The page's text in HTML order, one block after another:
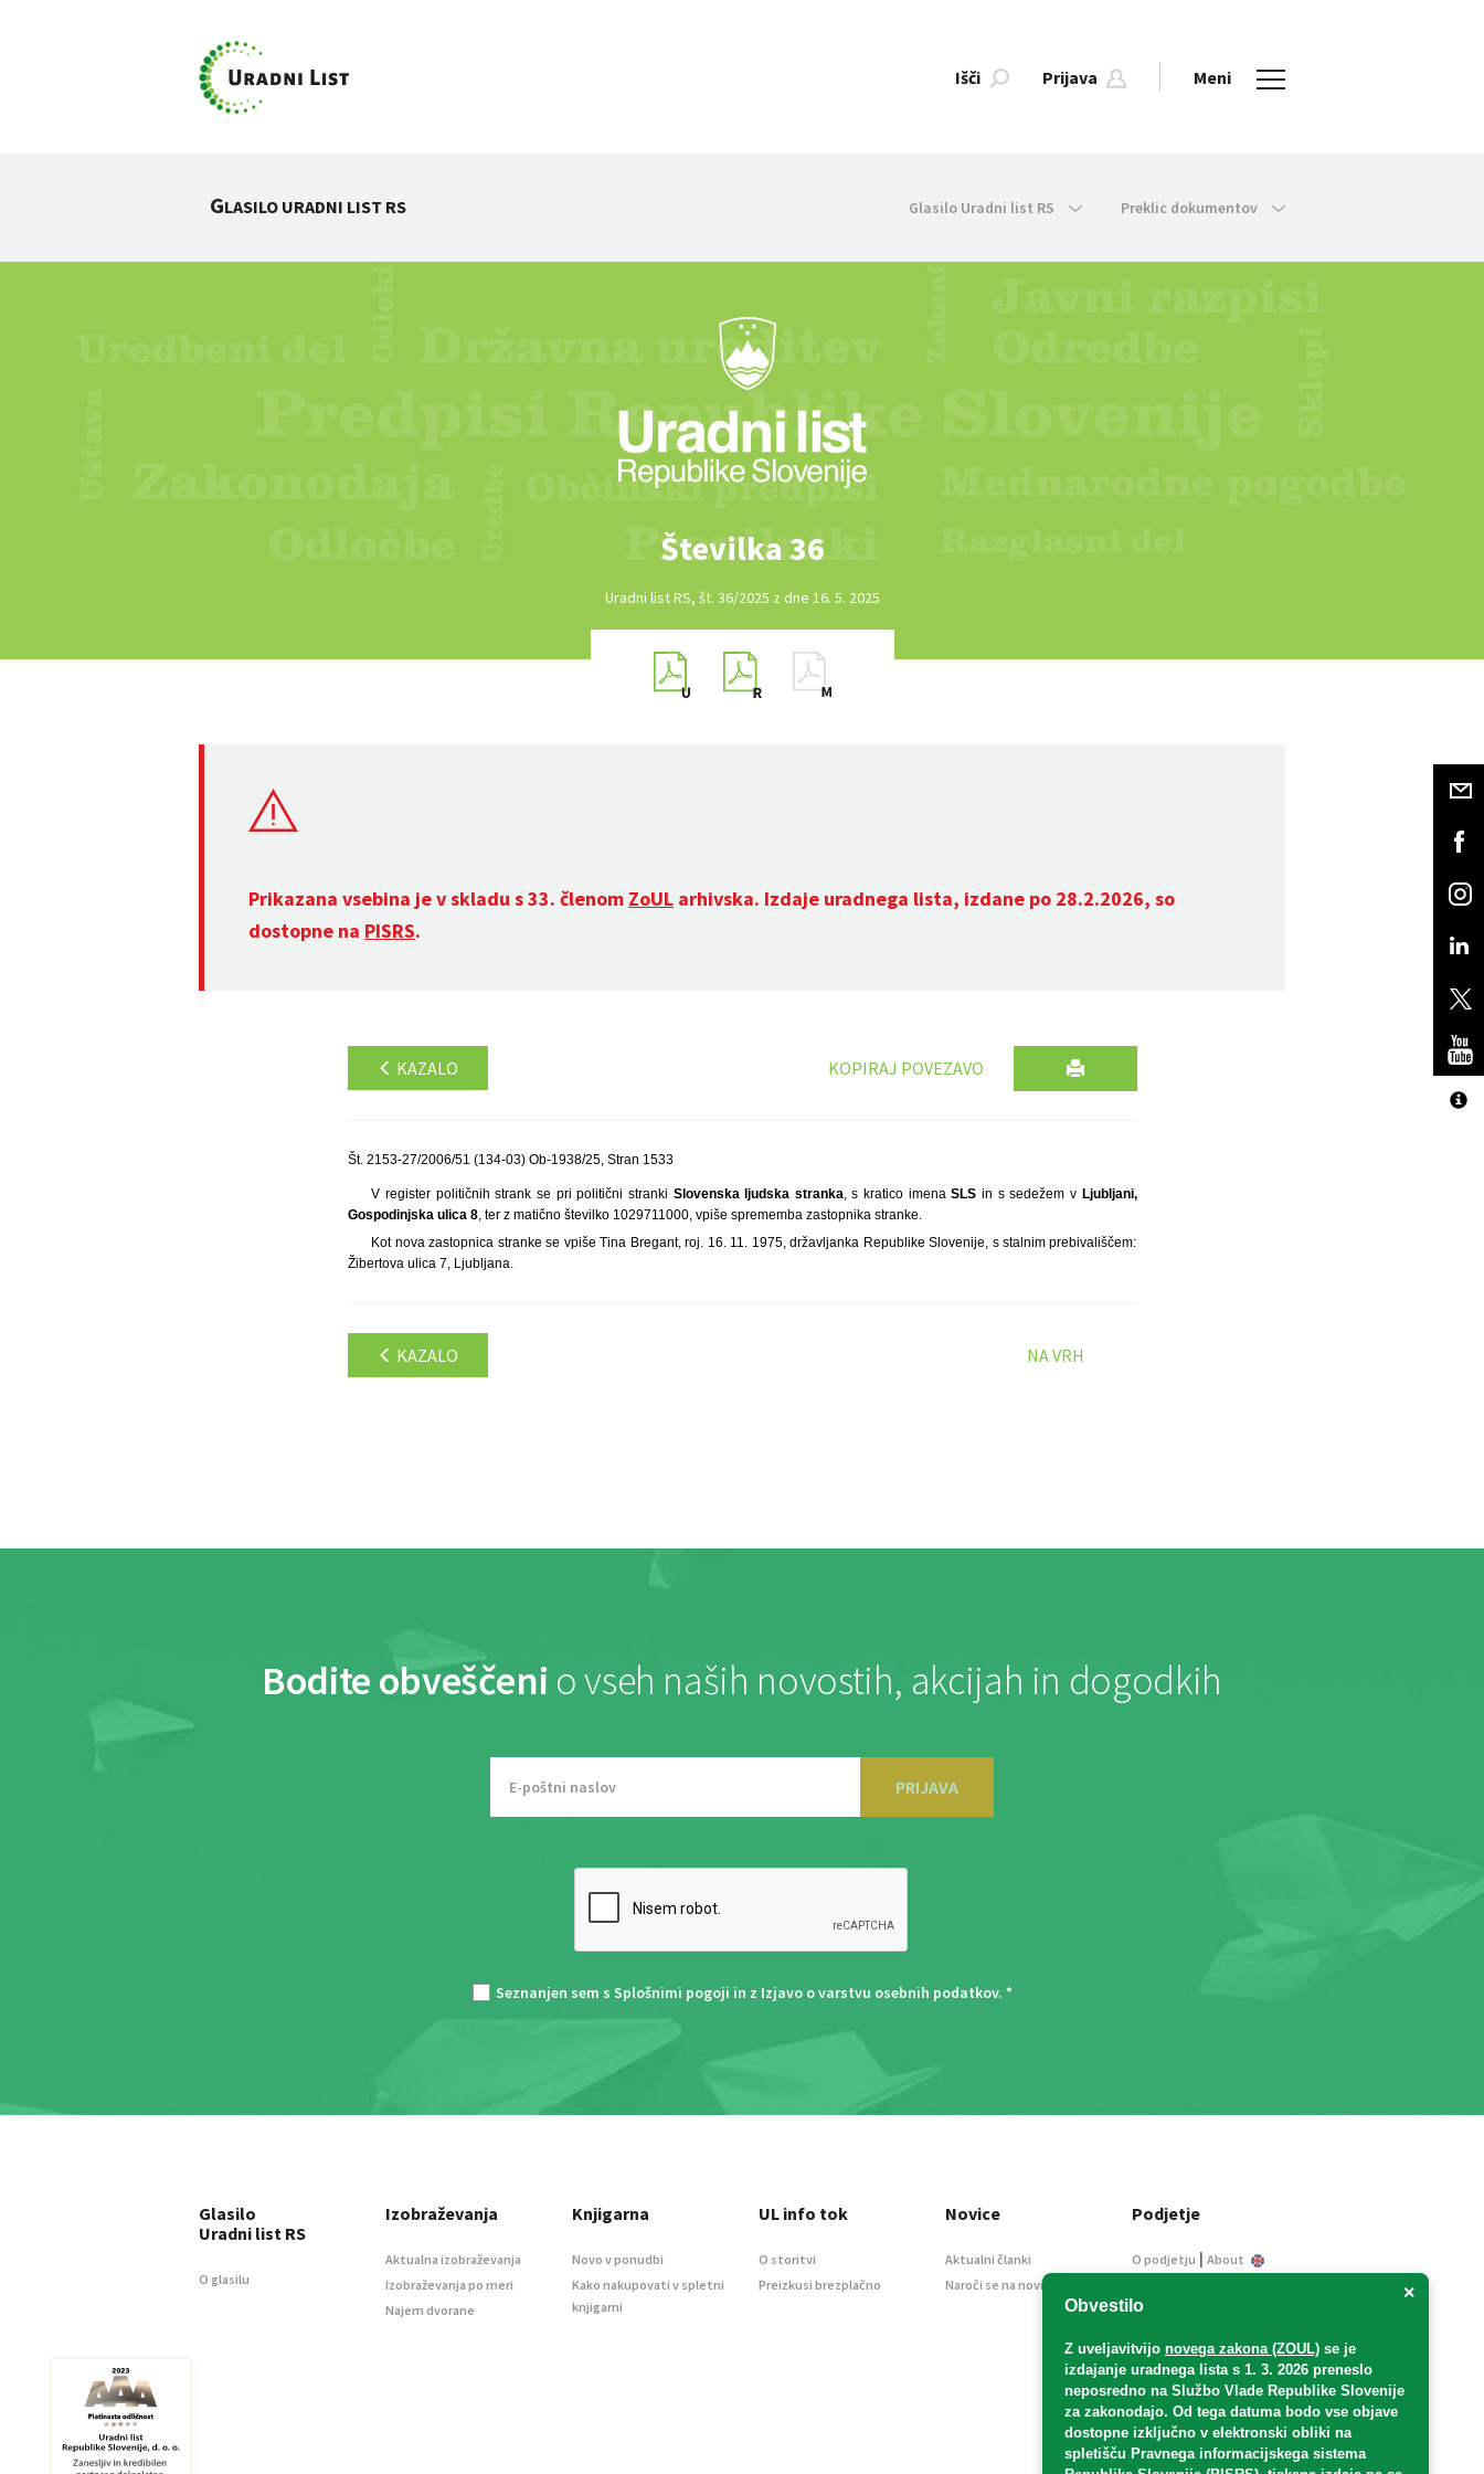
Išči Prijava Meni
GLASILO URADNI LIST RS Glasilo Uradni list RS Preklic dokumentov
Številka 36
Uradni list RS, št. 36/2025 z dne 16. 5. 2025
Prikazana vsebina je v skladu s 33. členom ZoUL arhivska. Izdaje uradnega lista, izdane po 28.2.2026, so
dostopne na PISRS.
KAZALO KOPIRAJ POVEZAVO
Št. 2153-27/2006/51 (134-03) Ob-1938/25, Stran 1533
V register političnih strank se pri politični stranki Slovenska ljudska stranka, s kratico imenaSLS in s sedežem v Ljubljani,
Gospodinjska ulica 8, ter z matično številko 1029711000, vpiše sprememba zastopnika stranke.
Kot nova zastopnica stranke se vpiše Tina Bregant, roj. 16. 11. 1975, državljanka Republike Slovenije, s stalnim prebivališčem:
Žibertova ulica 7, Ljubljana.
KAZALO NA VRH
Bodite obveščeni o vseh naših novostih, akcijah in dogodkih
PRIJAVA
Seznanjen sem s Splošnimi pogoji in z Izjavo o varstvu osebnih podatkov. *
×
Obvestilo
Z uveljavitvijo novega zakona (ZOUL) se je
izdajanje uradnega lista s 1. 3. 2026 preneslo
neposredno na Službo Vlade Republike Slovenije
za zakonodajo. Od tega datuma bodo vse objave
dostopne izključno v elektronski obliki na
spletišču Pravnega informacijskega sistema
Glasilo
Uradni list RS
O glasilu
Izobraževanja
Aktualna izobraževanja
Izobraževanja po meri
Najem dvorane
Knjigarna
Novo v ponudbi
Kako nakupovati v spletni
knjigarni
UL info tok
O storitvi
Preizkusi brezplačno
Novice
Aktualni članki
Naroči se na novice
Podjetje
O podjetju | About
Informacije javnega
Oglaševanje
Splošni pogoji
Izjava o varstvu osebnih
podatkov
E-dražbe